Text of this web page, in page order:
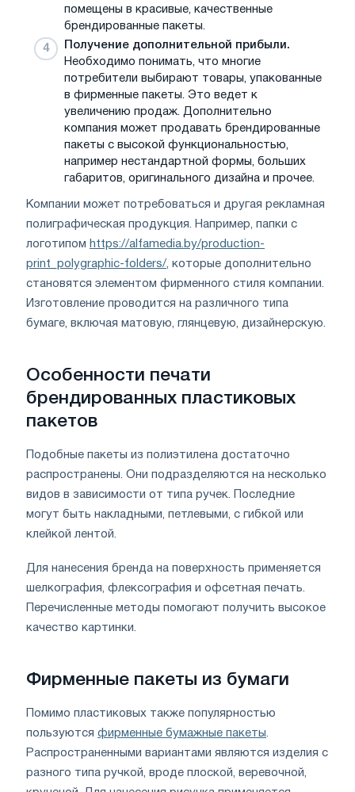
помещены в красивые, качественные
брендированные пакеты.
Получение дополнительной прибыли.
Необходимо понимать, что многие
потребители выбирают товары, упакованные
в фирменные пакеты. Это ведет к
увеличению продаж. Дополнительно
компания может продавать брендированные
пакеты с высокой функциональностью,
например нестандартной формы, больших
габаритов, оригинального дизайна и прочее.
Компании может потребоваться и другая рекламная
полиграфическая продукция. Например, папки с
логотипом https://alfamedia.by/production-
print_polygraphic-folders/, которые дополнительно
становятся элементом фирменного стиля компании.
Изготовление проводится на различного типа
бумаге, включая матовую, глянцевую, дизайнерскую.
Особенности печати
брендированных пластиковых
пакетов
Подобные пакеты из полиэтилена достаточно
распространены. Они подразделяются на несколько
видов в зависимости от типа ручек. Последние
могут быть накладными, петлевыми, с гибкой или
клейкой лентой.
Для нанесения бренда на поверхность применяется
шелкография, флексография и офсетная печать.
Перечисленные методы помогают получить высокое
качество картинки.
Фирменные пакеты из бумаги
Помимо пластиковых также популярностью
пользуются фирменные бумажные пакеты.
Распространенными вариантами являются изделия с
разного типа ручкой, вроде плоской, веревочной,